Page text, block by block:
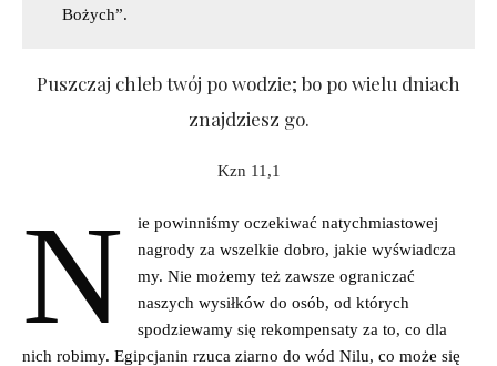
Bożych”.
Puszczaj chleb twój po wodzie; bo po wielu dniach
znajdziesz go.
Kzn 11,1
N
ie powinniśmy oczekiwać natychmiastowej
nagrody za wszelkie dobro, jakie wyświadcza
my. Nie możemy też zawsze ograniczać
naszych wysiłków do osób, od których
spodziewamy się rekompensaty za to, co dla
nich robimy. Egipcjanin rzuca ziarno do wód Nilu, co może się